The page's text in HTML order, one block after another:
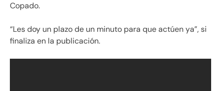
Copado.
“Les doy un plazo de un minuto para que actúen ya”, si
finaliza en la publicación.